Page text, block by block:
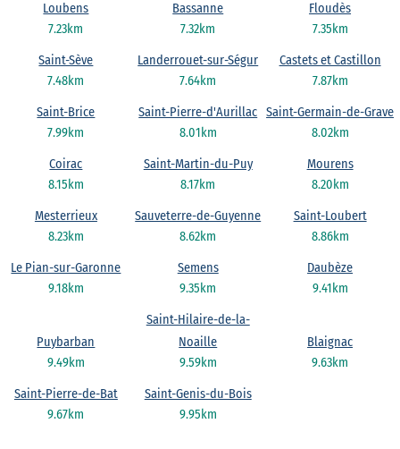
7.23km
Loubens
7.32km
Bassanne
7.35km
Floudès
7.48km
Saint-Sève
7.64km
Landerrouet-sur-Ségur
7.87km
Castets et Castillon
7.99km
Saint-Brice
8.01km
Saint-Pierre-d'Aurillac
8.02km
Saint-Germain-de-Grave
8.15km
Coirac
8.17km
Saint-Martin-du-Puy
8.20km
Mourens
8.23km
Mesterrieux
8.62km
Sauveterre-de-Guyenne
8.86km
Saint-Loubert
9.18km
Le Pian-sur-Garonne
9.35km
Semens
9.41km
Daubèze
9.49km
Puybarban
9.59km
Saint-Hilaire-de-la-
Noaille
9.63km
Blaignac
9.67km
Saint-Pierre-de-Bat
9.95km
Saint-Genis-du-Bois